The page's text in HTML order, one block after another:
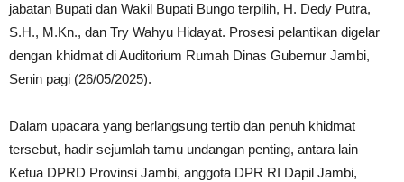
jabatan Bupati dan Wakil Bupati Bungo terpilih, H. Dedy Putra,
S.H., M.Kn., dan Try Wahyu Hidayat. Prosesi pelantikan digelar
dengan khidmat di Auditorium Rumah Dinas Gubernur Jambi,
Senin pagi (26/05/2025).
Dalam upacara yang berlangsung tertib dan penuh khidmat
tersebut, hadir sejumlah tamu undangan penting, antara lain
Ketua DPRD Provinsi Jambi, anggota DPR RI Dapil Jambi,